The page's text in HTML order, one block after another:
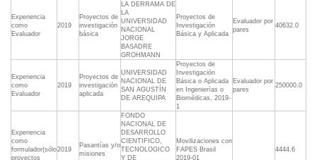
Experiencia
como
Evaluador
2019
Proyectos de
investigación
básica
LA DERRAMA DE
LA
UNIVERSIDAD
NACIONAL
JORGE
BASADRE
GROHMANN
Proyectos de
Investigación
Básica y Aplicada
Evaluador por
pares
40632.0
Experiencia
como
Evaluador
2019
Proyectos de
investigación
aplicada
UNIVERSIDAD
NACIONAL DE
SAN AGUSTÍN
DE AREQUIPA
Proyectos de
Investigación
Básica o Aplicada
en Ingenierías o
Biomédicas, 2019-
1
Evaluador por
pares
250000.0
Experiencia
como
formulador(sólo
proyectos
2019
Pasantías y/o
misiones
FONDO
NACIONAL DE
DESARROLLO
CIENTIFICO,
TECNOLOGICO
Y DE
Movilizaciones con
FAPES Brasil
2019-01
4444.6